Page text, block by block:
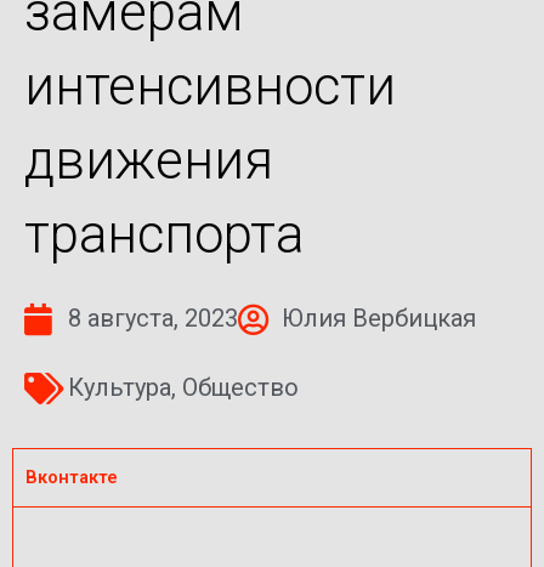
интенсивности
движения
транспорта
8 августа, 2023 Юлия Вербицкая
Культура, Общество
Вконтакте